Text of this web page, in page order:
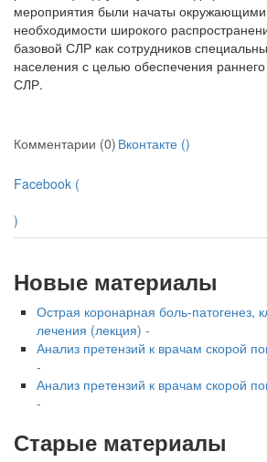
мероприятия были начаты окружающими,
необходимости широкого
базовой СЛР как сотрудников
населения с целью обеспечения
СЛР.
Комментарии (0) Вконтакте ()
Facebook (
)
Новые материалы
Острая коронарная боль-патогенез,
лечения (лекция) -
Анализ претензий к врачам скорой
-
Анализ претензий к врачам скорой
-
Старые материалы